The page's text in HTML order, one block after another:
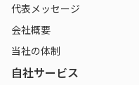
代表メッセージ
会社概要
当社の体制
自社サービス